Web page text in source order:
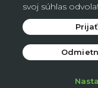
svoj súhlas